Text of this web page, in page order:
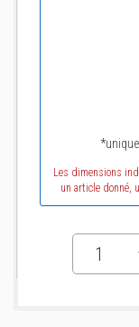
Les dimensions
un article donné,